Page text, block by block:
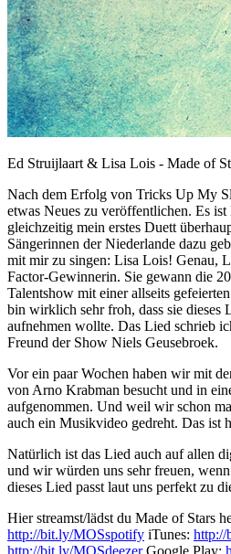
Ed Struijlaart & Lisa Lois - Made of
Nach dem Erfolg von Tricks Up My
etwas Neues zu veröffentlichen. Es
gleichzeitig mein erstes Duett
Sängerinnen der Niederlande dazu
mit mir zu singen: Lisa Lois! Genau,
Factor-Gewinnerin. Sie gewann die
Talentshow mit einer allseits
bin wirklich sehr froh, dass sie dieses
aufnehmen wollte. Das Lied schrieb
Freund der Show Niels Geusebroek.
Vor ein paar Wochen haben wir mit
von Arno Krabman besucht und in
aufgenommen. Und weil wir schon
auch ein Musikvideo gedreht. Das ist
Natürlich ist das Lied auch auf allen
und wir würden uns sehr freuen,
dieses Lied passt laut uns perfekt zu
Hier streamst/lädst du Made of Stars
http://bit.ly/MOSspotify iTunes: http://
http://bit.ly/MOSdeezerGoogle Play: